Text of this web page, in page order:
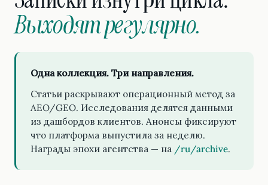
Выходят регулярно.
Одна коллекция. Три направления.
Статьи раскрывают операционный метод за
AEO/GEO. Исследования делятся данными
из дашбордов клиентов. Анонсы фиксируют
что платформа выпустила за неделю.
Награды эпохи агентства — на /ru/archive.